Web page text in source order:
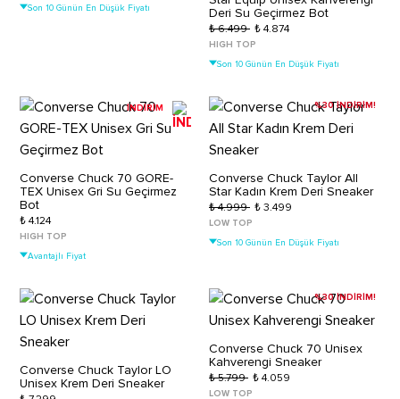
Son 10 Günün En Düşük Fiyatı
Deri Su Geçirmez Bot
₺ 6.499 ₺ 4.874
HIGH TOP
Son 10 Günün En Düşük Fiyatı
İNDİRİM
Converse Chuck 70 GORE-
TEX Unisex Gri Su Geçirmez
Bot
₺ 4.124
HIGH TOP
Avantajlı Fiyat
%30 İNDİRİM!
Converse Chuck Taylor All
Star Kadın Krem Deri Sneaker
₺ 4.999 ₺ 3.499
LOW TOP
Son 10 Günün En Düşük Fiyatı
Converse Chuck Taylor LO
Unisex Krem Deri Sneaker
%30 İNDİRİM!
Converse Chuck 70 Unisex
Kahverengi Sneaker
₺ 5.799 ₺ 4.059
LOW TOP